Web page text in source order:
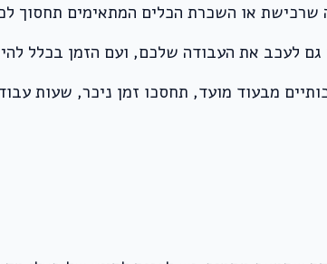
או השכרת הכלים המתאימים תחסוך
גם לעכב את העבודה שלכם, ועם הזמן בכלל
מבעוד מועד, תחסכו זמן ניכר, שעות